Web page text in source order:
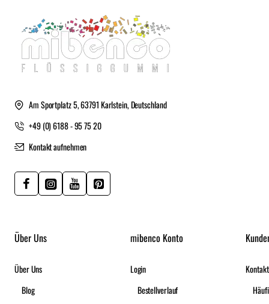
Am Sportplatz 5, 63791 Karlstein, Deutschland
+49 (0) 6188 - 95 75 20
Kontakt aufnehmen
Über Uns
Über Uns
Blog
mibenco Konto
Login
Bestellverlauf
Kontakt